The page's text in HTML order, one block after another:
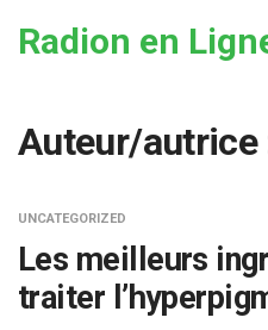
Radion en
Auteur/
UNCATEGORIZED
Les meilleurs
traiter